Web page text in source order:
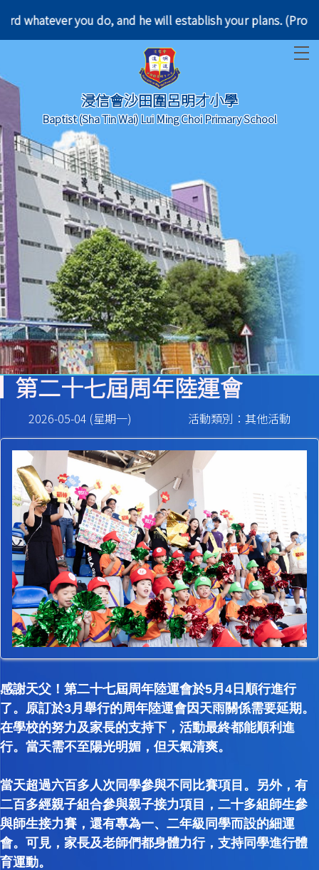
whatever you do, and he will establish your plans.
浸信會沙田圍呂明才小學
Baptist (Sha Tin Wai) Lui Ming Choi Primary School
第二十七屆周年陸運會
2026-05-04 (星期一) 活動類別：其他活動
感謝天父！第二十七屆周年陸運會於5月4日順行進行
了。原訂於3月舉行的周年陸運會因天雨關係需要延期。
在學校的努力及家長的支持下，活動最終都能順利進
行。當天需不至陽光明媚，但天氣清爽。
當天超過六百多人次同學參與不同比賽項目。另外，有
二百多經親子組合參與親子接力項目，二十多組師生參
與師生接力賽，還有專為一、二年級同學而設的細運
會。可見，家長及老師們都身體力行，支持同學進行體
育運動。